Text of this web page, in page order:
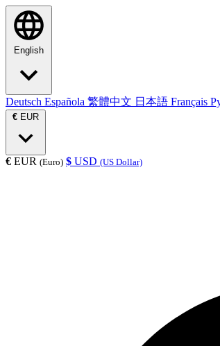
English
Deutsch Española 繁體中文 日本語 Français
€ EUR
€ EUR (Euro) $ USD (US Dollar)